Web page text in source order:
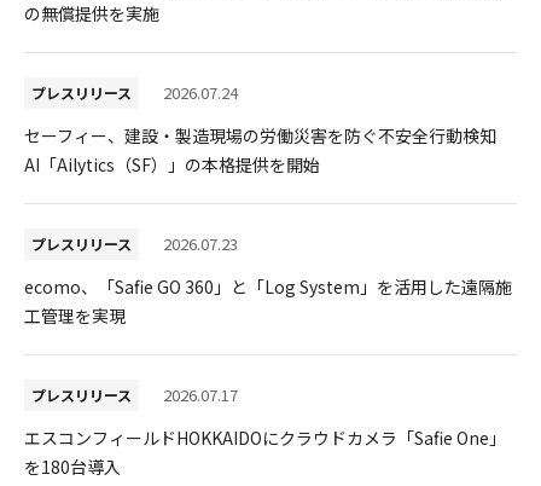
の無償提供を実施
プレスリリース 2026.07.24
セーフィー、建設・製造現場の労働災害を防ぐ不安全行動検知
AI「Ailytics（SF）」の本格提供を開始
プレスリリース 2026.07.23
ecomo、「Safie GO 360」と「Log System」を活用した遠隔施
工管理を実現
プレスリリース 2026.07.17
エスコンフィールドHOKKAIDOにクラウドカメラ「Safie One」
を180台導入